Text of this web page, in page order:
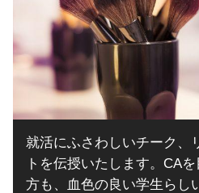
就活にふさわしいチーク、
トを伝授いたします。CA
方も、血色の良い学生らし